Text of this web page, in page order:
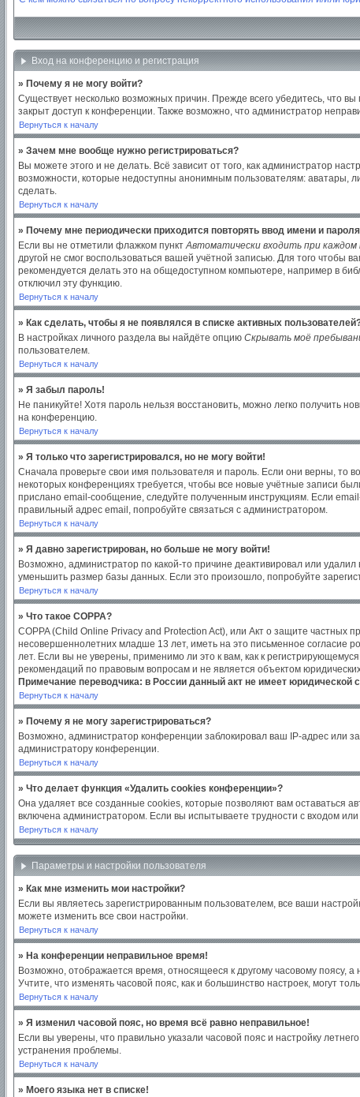
Вход на конференцию и регистрация
» Почему я не могу войти?
Существует несколько возможных причин. Прежде всего убедитесь, что
закрыт доступ к конференции. Также возможно, что администратор
Вернуться к началу
» Зачем мне вообще нужно регистрироваться?
Вы можете этого и не делать. Всё зависит от того, как администратор
возможности, которые недоступны анонимным пользователям: аватары,
сделать.
Вернуться к началу
» Почему мне периодически приходится повторять ввод имени и
Если вы не отметили флажком пунктАвтоматически входить при каждом
другой не смог воспользоваться вашей учётной записью. Для того
рекомендуется делать это на общедоступном компьютере, например в
отключил эту функцию.
Вернуться к началу
» Как сделать, чтобы я не появлялся в списке активных
В настройках личного раздела вы найдёте опцию Скрывать моё
пользователем.
Вернуться к началу
» Я забыл пароль!
Не паникуйте! Хотя пароль нельзя восстановить, можно легко получить
на конференцию.
Вернуться к началу
» Я только что зарегистрировался, но не могу войти!
Сначала проверьте свои имя пользователя и пароль. Если они верны, то
некоторых конференциях требуется, чтобы все новые учётные записи
прислано email-сообщение, следуйте полученным инструкциям. Если
правильный адрес email, попробуйте связаться с администратором.
Вернуться к началу
» Я давно зарегистрирован, но больше не могу войти!
Возможно, администратор по какой-то причине деактивировал или
уменьшить размер базы данных. Если это произошло, попробуйте
Вернуться к началу
» Что такое COPPA?
COPPA (Child Online Privacy and Protection Act), или Акт о защите
несовершеннолетних младше 13 лет, иметь на это письменное согласие
лет. Если вы не уверены, применимо ли это к вам, как к
рекомендаций по правовым вопросам и не является объектом
Примечание переводчика: в России данный акт не имеет юридической
Вернуться к началу
» Почему я не могу зарегистрироваться?
Возможно, администратор конференции заблокировал ваш IP-адрес или
администратору конференции.
Вернуться к началу
» Что делает функция «Удалить cookies конференции»?
Она удаляет все созданные cookies, которые позволяют вам оставаться
включена администратором. Если вы испытываете трудности с входом
Вернуться к началу
Параметры и настройки пользователя
» Как мне изменить мои настройки?
Если вы являетесь зарегистрированным пользователем, все ваши
можете изменить все свои настройки.
Вернуться к началу
» На конференции неправильное время!
Возможно, отображается время, относящееся к другому часовому поясу,
Учтите, что изменять часовой пояс, как и большинство настроек, могут
Вернуться к началу
» Я изменил часовой пояс, но время всё равно неправильное!
Если вы уверены, что правильно указали часовой пояс и настройку
устранения проблемы.
Вернуться к началу
» Моего языка нет в списке!